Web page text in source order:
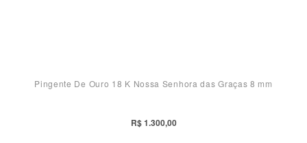
Pingente De Ouro 18 K Nossa Senhora das Graças 8 mm
R$ 1.300,00